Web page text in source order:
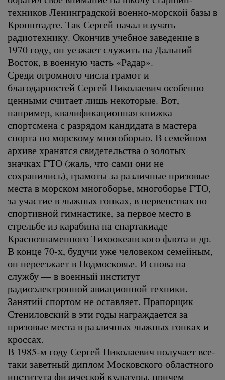
техников Ленинградской военно-морской базы в
Кронштадте. Так Сергей начал изучать
радиотехнику. Окончив учебное заведение в
1970 году, он уезжает служить на Дальний
Восток, в военную часть «Радар».
Среди огромного числа грамот и
благодарностей Сергей Николаевич особенно
ценными считает лишь некоторые. Вот,
например, квалификационная книжка
спортсмена с разрядом кандидата в мастера
спорта по морскому многоборью. В семейном
архиве хранятся свидетельства о золотых
значках ГТО (жаль, что сами они не
сохранились), грамоты за различные призовые
места в морском многоборье, многоборье ГТО,
за участие в лыжных гонках, в первенствах по
спортивной гимнастике, за первое место в
стрельбе из карабина на спартакиаде
Краснознаменного Тихоокеанского флота и др.
В конце 70-х, будучи уже человеком семейным,
он переезжает в Подмосковье. И снова на
службу — в военный институт
радиоэлектронной авиационной техники.
Занятий спортом не оставляет. Прапорщик
Стениловский в эти годы награждается за
призовые места в различных лыжных гонках и
кроссах.
В 1985-м году Сергей Николаевич получает все-
таки заветный диплом Московского областного
института физической культуры, причем —